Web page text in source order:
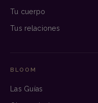
Tu cuerpo
Tus relaciones
BLOOM
Las Guías